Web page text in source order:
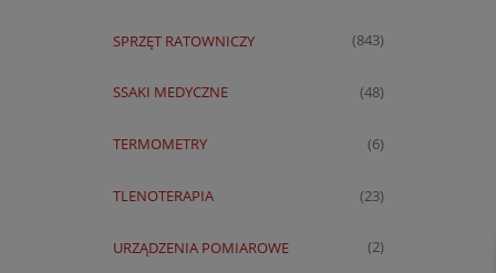
SPRZĘT RATOWNICZY (843)
SSAKI MEDYCZNE (48)
TERMOMETRY (6)
TLENOTERAPIA (23)
URZĄDZENIA POMIAROWE (2)